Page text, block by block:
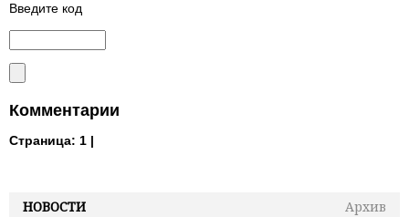
НОВОСТИ
Архив
Введите код
Комментарии
Страница: 1 |